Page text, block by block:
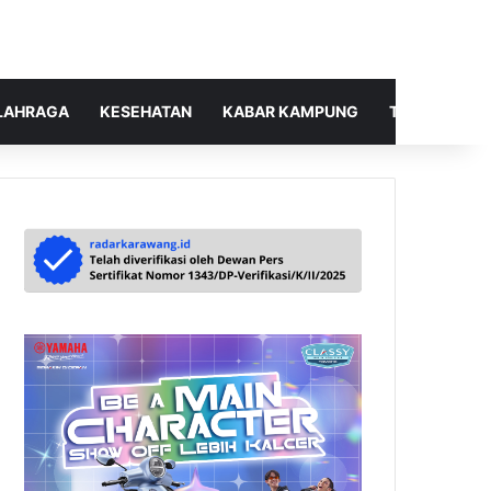
KESEHATAN KABAR KAMPUNG TELUSUR